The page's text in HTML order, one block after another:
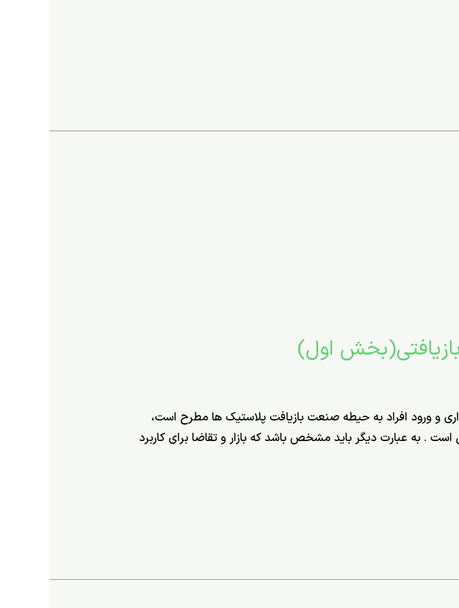
و ورود افراد به حیطه صنعت بازیافت پلاستیک ها مطرح است،
است . به عبارت دیگر باید مشخص باشد که بازار و تقاضا برای کاربرد